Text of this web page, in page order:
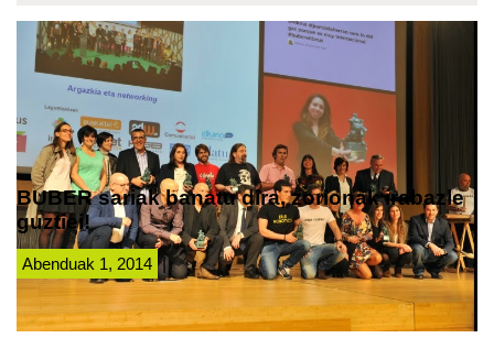
BUBER sariak banatu dira, zorionak irabazle
guztiei!
Abenduak 1, 2014 |